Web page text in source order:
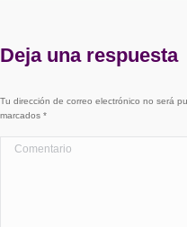
Deja una respuesta
Tu dirección de correo electrónico no será
marcados *
Comentario